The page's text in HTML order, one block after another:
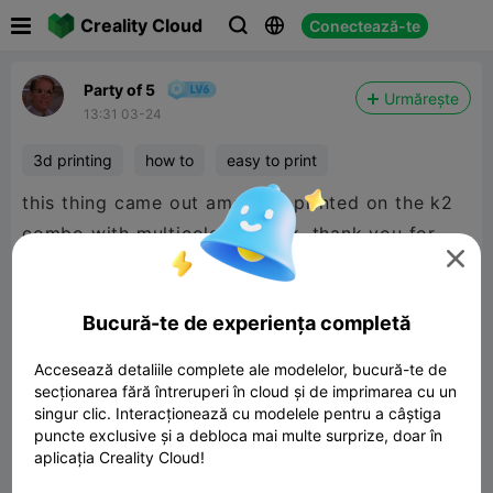
Creality Cloud   Conectează-te
Party of 5
13:31 03-24
Urmărește
3d printing how to easy to print
this thing came out amazing. printed on the k2
combo with multicolor pla silk. thank you for
the great design and build! 5☆

Bucură-te de experiența completă
Accesează detaliile complete ale modelelor, bucură-te de
secționarea fără întreruperi în cloud și de imprimarea cu un
singur clic. Interacționează cu modelele pentru a câștiga
puncte exclusive și a debloca mai multe surprize, doar în
aplicația Creality Cloud!